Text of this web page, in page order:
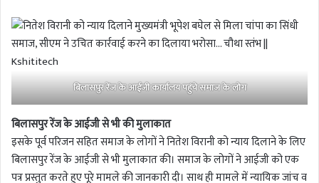
बिलासपुर रेंज के आईजी कार्यालय पहुंचे समाज के लोग
बिलासपुर रेंज के आईजी से भी की मुलाकात
इसके पूर्व परिजन सहित समाज के लोगों ने नितेश विरानी को न्याय दिलाने के लिए
बिलासपुर रेंज के आईजी से भी मुलाकात की। समाज के लोगों ने आईजी को एक
पत्र प्रस्तुत करते हुए पूरे मामले की जानकारी दी। साथ ही मामले में न्यायिक जांच व